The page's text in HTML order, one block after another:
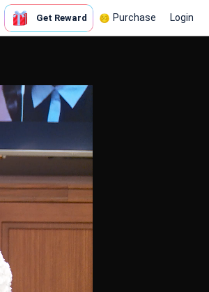
Get Reward Purchase Login